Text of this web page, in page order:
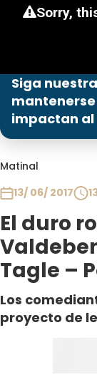
Siga
impactan al
Matinal
13/ 06/ 2017
El duro
Tagle –
Los
proyecto de
Club De La
Contigo en
Plan
El Tiempo
Sabingo
Todos Los